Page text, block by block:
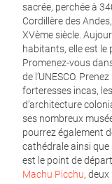
sacrée, perchée à
Cordillère des
XVème siècle.
habitants, elle est
Promenez-vous
de l’UNESCO.
forteresses incas,
d’architecture
ses nombreux
pourrez également
cathédrale ainsi que
est le point de
Machu Picchu,